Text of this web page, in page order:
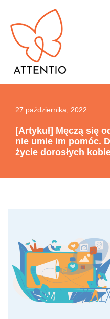
Przejdź
do
treści
27 października, 2022
[Artykuł] Męczą się
nie umie im pomóc.
życie dorosłych